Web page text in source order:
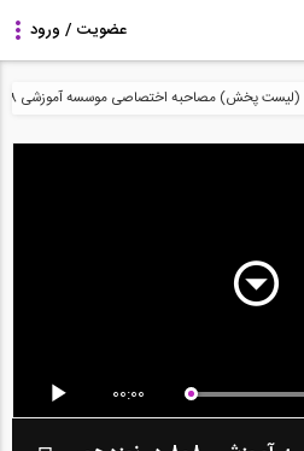
(لیست پخش) مصاحبه اختصاصی موسسه آموزشی ۸۰۸ در نوزدهمین نمایشگاه بین المللی صنعت ساختمان
00:00